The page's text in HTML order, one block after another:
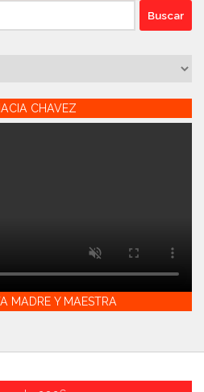
CHAVEZ
MADRE Y MAESTRA